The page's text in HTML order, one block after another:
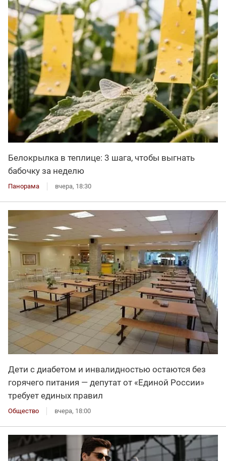
Белокрылка в теплице: 3 шага, чтобы выгнать
бабочку за неделю
Панорама вчера, 18:30
Дети с диабетом и инвалидностью остаются без
горячего питания — депутат от «Единой России»
требует единых правил
Общество вчера, 18:00